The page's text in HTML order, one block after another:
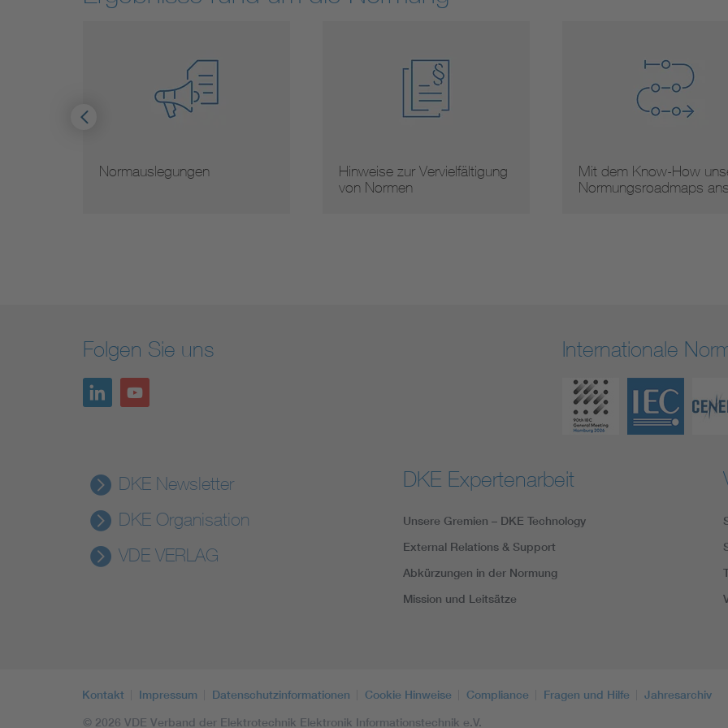
Normauslegungen
Hinweise zur Vervielfältigung
von Normen
Mit dem Know-How
Normungsroadmaps
Folgen Sie uns Internationale
DKE Newsletter
DKE Organisation
VDE VERLAG
DKE Expertenarbeit
Unsere Gremien – DKE Technology
External Relations & Support
Abkürzungen in der Normung
Mission und Leitsätze
Kontakt Impressum Datenschutzinformationen Cookie Hinweise Compliance Fragen und Hilfe
Jahresarchiv
© 2026 VDE Verband der Elektrotechnik Elektronik Informationstechnik e.V.